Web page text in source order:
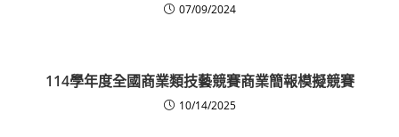
07/09/2024
114學年度全國商業類技藝競賽商業簡報模擬競賽
10/14/2025